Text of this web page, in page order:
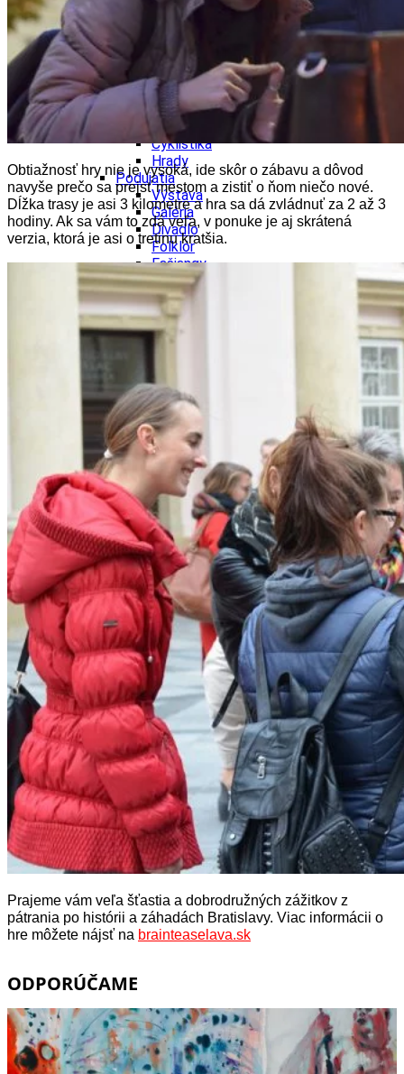
Šport a agroturistika
Školstvo
Ekonomika obchod a doprava
Košický kraj
Tipy
Výlet
Turistika
Cyklistika
Hrady
Podujatia
Výstava
Galéria
Divadlo
Folklór
Fašiangy
Ubytovanie
Pobyty
Gastro
Kaviarne
Šport a agroturistika
Školstvo
Ekonomika obchod a doprava
Prešovský kraj
Tipy
Výlet
Turistika
Cyklistika
Hrady
Podujatia
Výstava
Galéria
Folklór
Ubytovanie
Pobyty
Wellness
Gastro
Kaviarne
Kultúra a tradície
Kúpele
Šport a agroturistika
Školstvo
Ekonomika obchod a doprava
Obtiažnosť hry nie je vysoká, ide skôr o zábavu a dôvod
navyše prečo sa prejsť mestom a zistiť o ňom niečo nové.
Dĺžka trasy je asi 3 kilometre a hra sa dá zvládnuť za 2 až 3
hodiny. Ak sa vám to zdá veľa, v ponuke je aj skrátená
verzia, ktorá je asi o tretinu kratšia.
Prajeme vám veľa šťastia a dobrodružných zážitkov z
pátrania po histórii a záhadách Bratislavy. Viac informácii o
hre môžete nájsť na brainteaselava.sk
ODPORÚČAME